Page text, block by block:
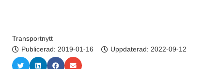
Transportnytt
Publicerad: 2019-01-16 Uppdaterad: 2022-09-12